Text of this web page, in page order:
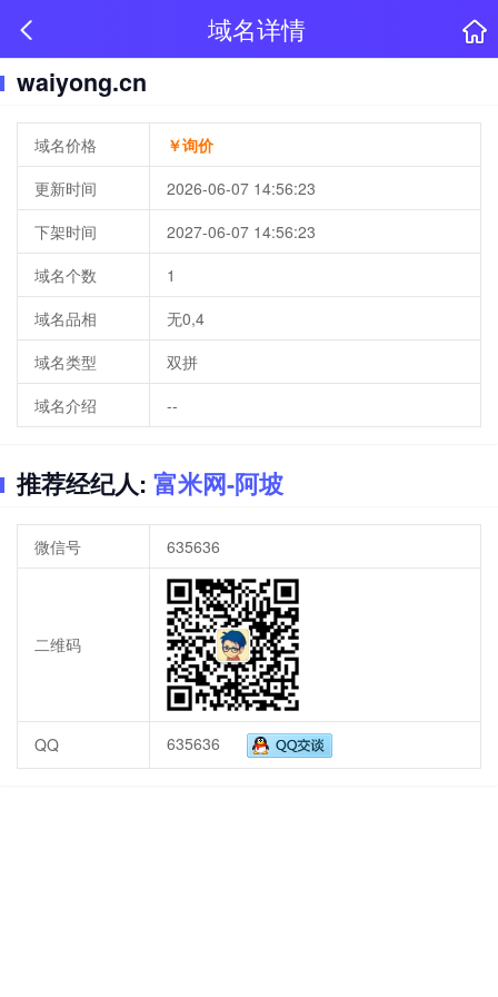
域名详情
waiyong.cn
域名价格
￥询价
更新时间
2026-06-07 14:56:23
下架时间
2027-06-07 14:56:23
域名个数
1
域名品相
无0,4
域名类型
双拼
域名介绍
--
推荐经纪人: 富米网-阿坡
微信号 635636
二维码
QQ 635636